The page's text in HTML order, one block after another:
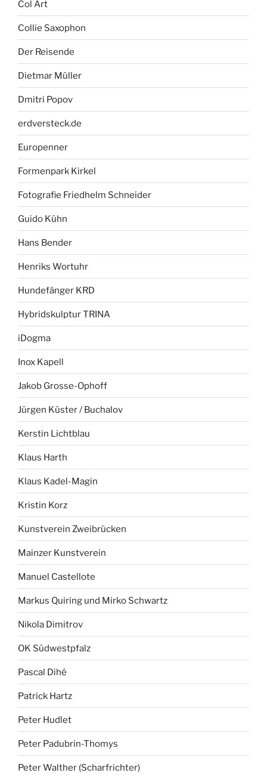
Col Art
Collie Saxophon
Der Reisende
Dietmar Müller
Dmitri Popov
erdversteck.de
Europenner
Formenpark Kirkel
Fotografie Friedhelm Schneider
Guido Kühn
Hans Bender
Henriks Wortuhr
Hundefänger KRD
Hybridskulptur TRINA
iDogma
Inox Kapell
Jakob Grosse-Ophoff
Jürgen Küster / Buchalov
Kerstin Lichtblau
Klaus Harth
Klaus Kadel-Magin
Kristin Korz
Kunstverein Zweibrücken
Mainzer Kunstverein
Manuel Castellote
Markus Quiring und Mirko Schwartz
Nikola Dimitrov
OK Südwestpfalz
Pascal Dihé
Patrick Hartz
Peter Hudlet
Peter Padubrin-Thomys
Peter Walther (Scharfrichter)